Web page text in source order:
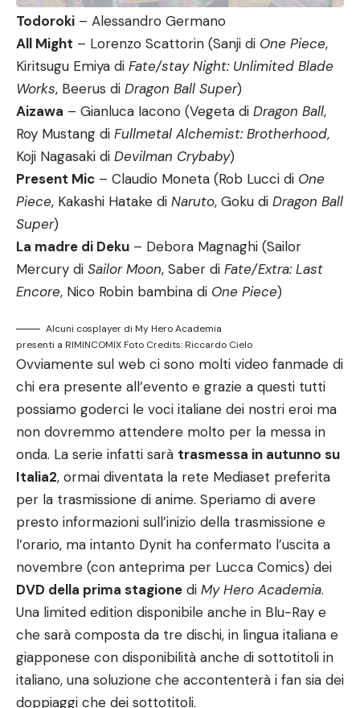
Todoroki – Alessandro Germano
All Might – Lorenzo Scattorin (Sanji di One Piece,
Kiritsugu Emiya di Fate/stay Night: Unlimited Blade
Works, Beerus di Dragon Ball Super)
Aizawa – Gianluca Iacono (Vegeta di Dragon Ball,
Roy Mustang di Fullmetal Alchemist: Brotherhood,
Koji Nagasaki di Devilman Crybaby)
Present Mic – Claudio Moneta (Rob Lucci di One
Piece, Kakashi Hatake di Naruto, Goku di Dragon Ball
Super)
La madre di Deku – Debora Magnaghi (Sailor
Mercury di Sailor Moon, Saber di Fate/Extra: Last
Encore, Nico Robin bambina di One Piece)
Alcuni cosplayer di My Hero Academia
presenti a RIMINCOMIX Foto Credits: Riccardo Cielo
Ovviamente sul web ci sono molti video fanmade di
chi era presente all’evento e grazie a questi tutti
possiamo goderci le voci italiane dei nostri eroi ma
non dovremmo attendere molto per la messa in
onda. La serie infatti sarà trasmessa in autunno su
Italia2, ormai diventata la rete Mediaset preferita
per la trasmissione di anime. Speriamo di avere
presto informazioni sull’inizio della trasmissione e
l’orario, ma intanto Dynit ha confermato l’uscita a
novembre (con anteprima per Lucca Comics) dei
DVD della prima stagione di My Hero Academia.
Una limited edition disponibile anche in Blu-Ray e
che sarà composta da tre dischi, in lingua italiana e
giapponese con disponibilità anche di sottotitoli in
italiano, una soluzione che accontenterà i fan sia dei
doppiaggi che dei sottotitoli.